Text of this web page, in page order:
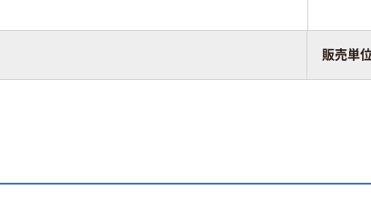
販売単